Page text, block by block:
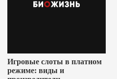
Игровые слоты в платном
режиме: виды и